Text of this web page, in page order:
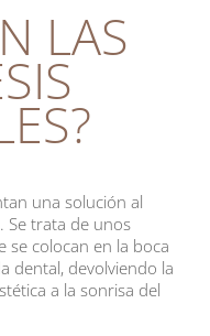
LAS
una solución al
Se trata de unos
se colocan en la boca
dental, devolviendo la
a la sonrisa del